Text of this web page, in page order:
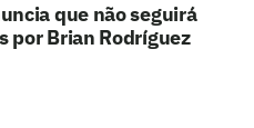
que não seguirá
por Brian Rodríguez